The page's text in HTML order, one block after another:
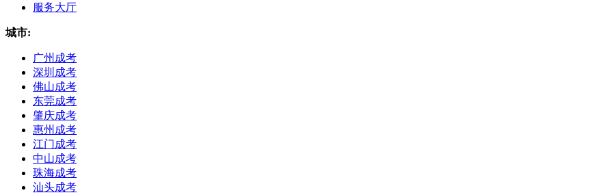
服务大厅
城市:
广州成考
深圳成考
佛山成考
东莞成考
肇庆成考
惠州成考
江门成考
中山成考
珠海成考
汕头成考